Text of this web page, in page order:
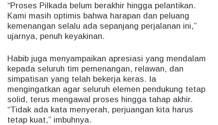
“Proses Pilkada belum berakhir hingga pelantikan.
Kami masih optimis bahwa harapan dan peluang
kemenangan selalu ada sepanjang perjalanan ini,”
ujarnya, penuh keyakinan.
Habib juga menyampaikan apresiasi yang mendalam
kepada seluruh tim pemenangan, relawan, dan
simpatisan yang telah bekerja keras. Ia
mengingatkan agar seluruh elemen pendukung tetap
solid, terus mengawal proses hingga tahap akhir.
“Tidak ada kata menyerah, perjuangan kita harus
tetap kuat,” imbuhnya.